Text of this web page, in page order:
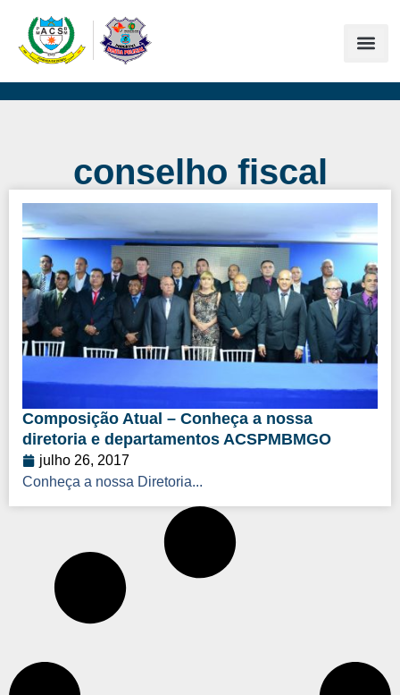
conselho fiscal
Composição Atual – Conheça a nossa
diretoria e departamentos ACSPMBMGO
julho 26, 2017
Conheça a nossa Diretoria...